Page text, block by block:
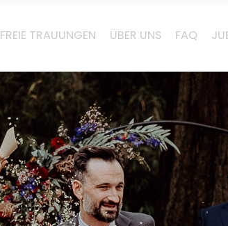
FREIE TRAUUNGEN ÜBER UNS FAQ